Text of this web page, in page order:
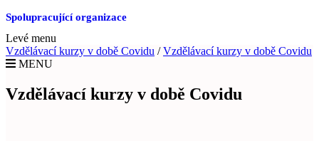
Spolupracující organizace
Levé menu
Vzdělávací kurzy v době Covidu /Vzdělávací kurzy v době Covidu
MENU
Vzdělávací kurzy v době Covidu